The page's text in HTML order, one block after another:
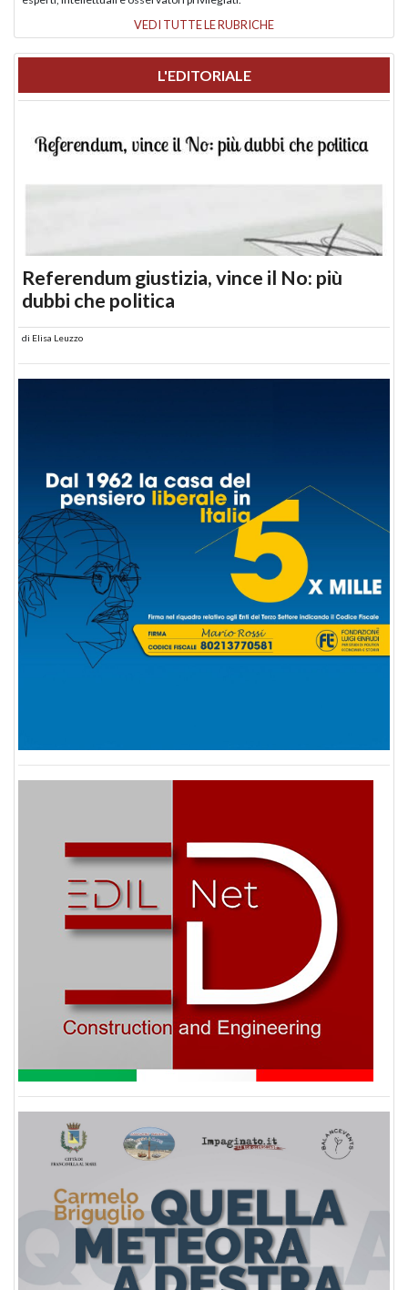
VEDI TUTTE LE RUBRICHE
L'EDITORIALE
Referendum giustizia, vince il No: più
dubbi che politica
di Elisa Leuzzo